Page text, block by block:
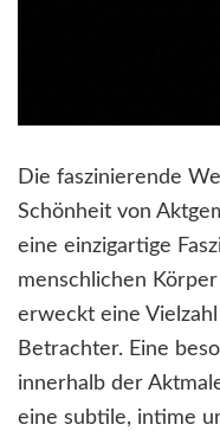
Die faszinierende
Schönheit von
eine einzigartige
menschlichen
erweckt eine
Betrachter. Eine
innerhalb der
eine subtile, intime